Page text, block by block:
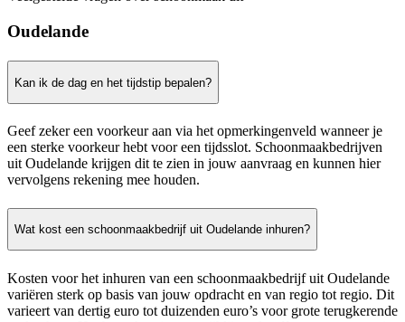
Oudelande
Kan ik de dag en het tijdstip bepalen?
Geef zeker een voorkeur aan via het opmerkingenveld wanneer je
een sterke voorkeur hebt voor een tijdsslot. Schoonmaakbedrijven
uit Oudelande krijgen dit te zien in jouw aanvraag en kunnen hier
vervolgens rekening mee houden.
Wat kost een schoonmaakbedrijf uit Oudelande inhuren?
Kosten voor het inhuren van een schoonmaakbedrijf uit Oudelande
variëren sterk op basis van jouw opdracht en van regio tot regio. Dit
varieert van dertig euro tot duizenden euro’s voor grote terugkerende